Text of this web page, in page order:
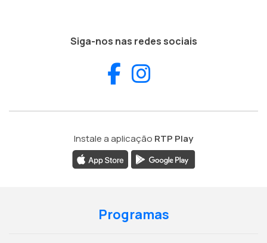
Siga-nos nas redes sociais
Facebook
Instale a aplicação RTP Play
Programas